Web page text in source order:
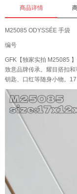
商品详情
M25085 ODYSSÉE 手袋
编号
GFK【独家实拍 M25085
致意品牌传承。耀目搭扣
钥匙、口红等随身小物。